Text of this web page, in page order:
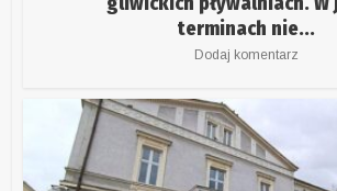
terminach nie...
Dodaj komentarz